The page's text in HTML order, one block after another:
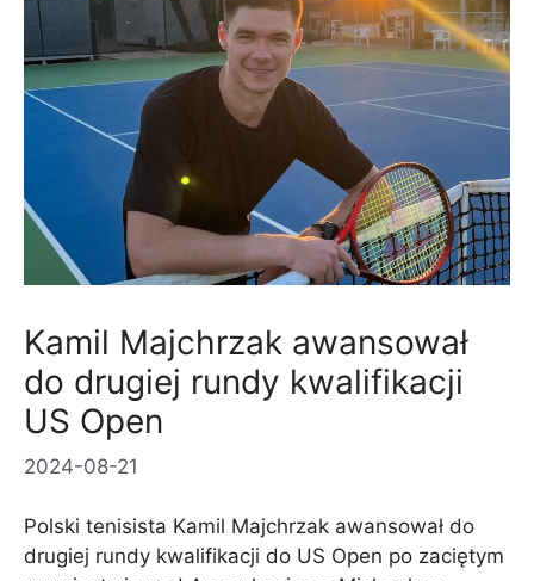
Kamil Majchrzak awansował
do drugiej rundy kwalifikacji
US Open
2024-08-21
Polski tenisista Kamil Majchrzak awansował do
drugiej rundy kwalifikacji do US Open po zaciętym